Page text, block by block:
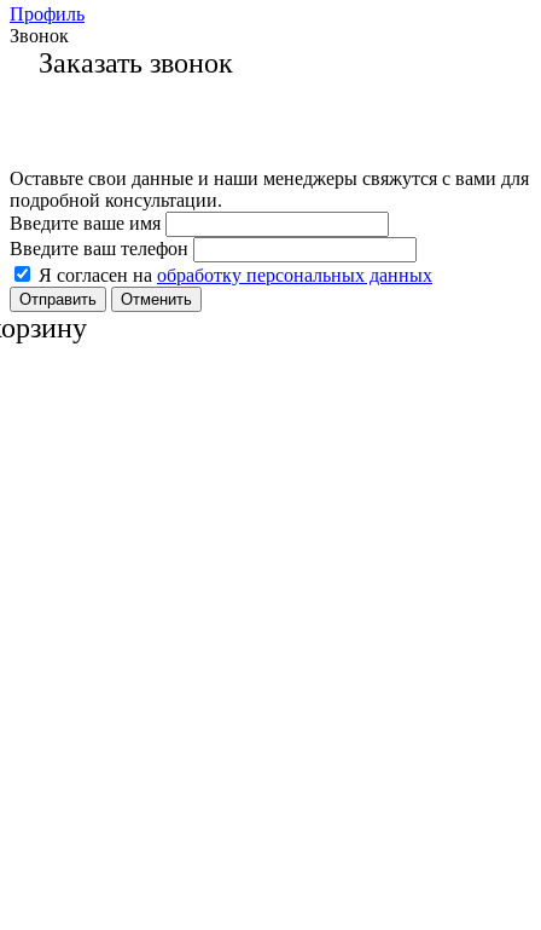
Профиль
Звонок
Заказать звонок
Оставьте свои данные и наши менеджеры свяжутся с вами для
подробной консультации.
Введите ваше имя
Введите ваш телефон
Я согласен на обработку персональных данных
Отменить